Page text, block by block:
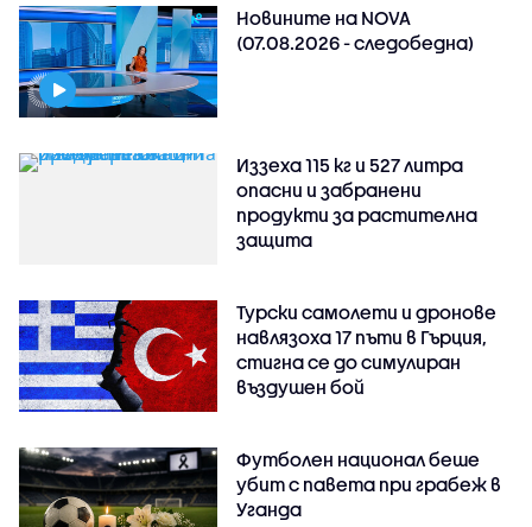
Новините на NOVA
(07.08.2026 - следобедна)
Иззеха 115 кг и 527 литра
опасни и забранени
продукти за растителна
защита
Турски самолети и дронове
навлязоха 17 пъти в Гърция,
стигна се до симулиран
въздушен бой
Футболен национал беше
убит с павета при грабеж в
Уганда